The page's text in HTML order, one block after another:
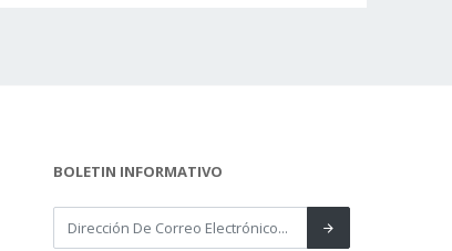
BOLETIN INFORMATIVO